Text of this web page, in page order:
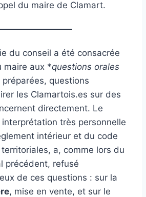
du maire de Clamart.
du conseil a été consacrée
maire aux *questions orales
questions
les Clamartois.es sur des
directement. Le
très personnelle
intérieur et du code
a, comme lors du
précédent, refusé
de ces questions : sur la
, mise en vente, et sur le